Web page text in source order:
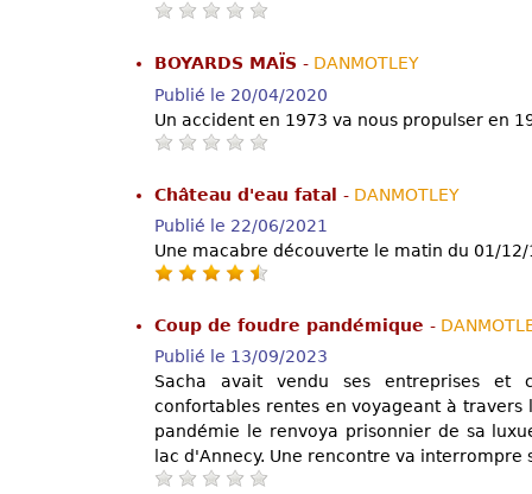
BOYARDS MAÏS - DANMOTLEY
Publié le 20/04/2020
Un accident en 1973 va nous propulser en
Château d'eau fatal - DANMOTLEY
Publié le 22/06/2021
Une macabre découverte le matin du 01/12/
Coup de foudre pandémique -
Publié le 13/09/2023
Sacha avait vendu ses entreprises et
confortables rentes en voyageant à
pandémie le renvoya prisonnier de sa
lac d'Annecy. Une rencontre va